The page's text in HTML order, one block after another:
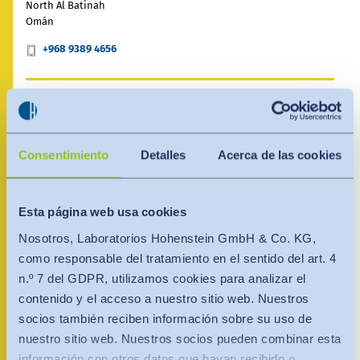
Consentimiento Detalles Acerca de las cookies
Esta página web usa cookies
Nosotros, Laboratorios Hohenstein GmbH & Co. KG,
como responsable del tratamiento en el sentido del art. 4
n.º 7 del GDPR, utilizamos cookies para analizar el
contenido y el acceso a nuestro sitio web. Nuestros
socios también reciben información sobre su uso de
nuestro sitio web. Nuestros socios pueden combinar esta
English
Tiếng Việt
Indonesia
English
中国
Descargas
Contacto
North Al Batinah
Omán
+968 9389 4656
Persona de contacto